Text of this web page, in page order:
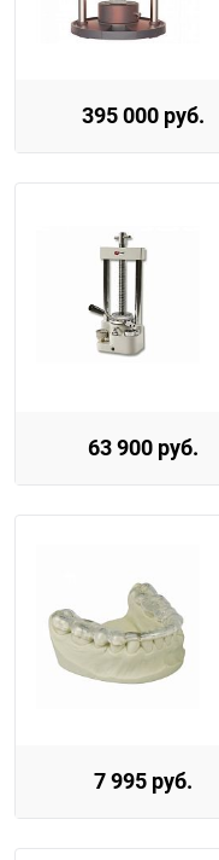
395 000 руб.
63 900 руб.
7 995 руб.